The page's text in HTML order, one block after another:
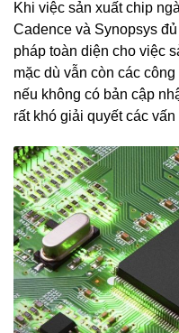
Khi việc sản xuất chip
Cadence và Synopsys
pháp toàn diện cho việc
mặc dù vẫn còn các
nếu không có bản cập
rất khó giải quyết các